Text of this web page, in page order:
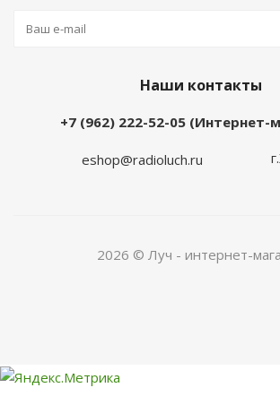
Наши контакты
+7 (962) 222-52-05
eshop@radioluch.ru
2026 © Луч - интернет-